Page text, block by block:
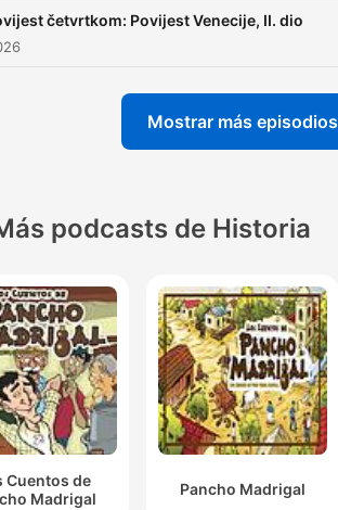
četvrtkom: Povijest Venecije, II. dio
Mostrar más episodios
podcasts de Historia
Cuentos de
Madrigal
Pancho Madrigal